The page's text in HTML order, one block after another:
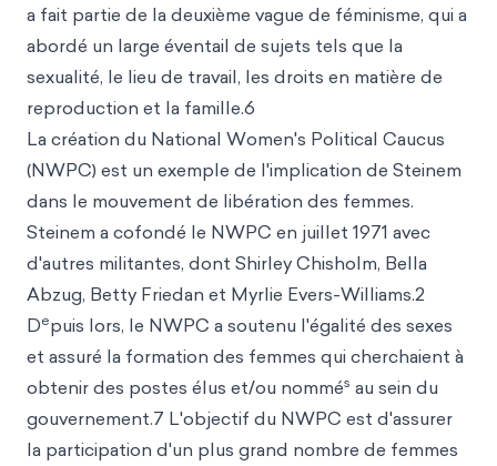
a fait partie de la deuxième vague de féminisme, qui a
abordé un large éventail de sujets tels que la
sexualité, le lieu de travail, les droits en matière de
reproduction et la famille.6
La création du National Women's Political Caucus
(NWPC) est un exemple de l'implication de Steinem
dans le mouvement de libération des femmes.
Steinem a cofondé le NWPC en juillet 1971 avec
d'autres militantes, dont Shirley Chisholm, Bella
Abzug, Betty Friedan et Myrlie Evers-Williams.2
Depuis lors, le NWPC a soutenu l'égalité des sexes
et assuré la formation des femmes qui cherchaient à
obtenir des postes élus et/ou nommés au sein du
gouvernement.7 L'objectif du NWPC est d'assurer
la participation d'un plus grand nombre de femmes